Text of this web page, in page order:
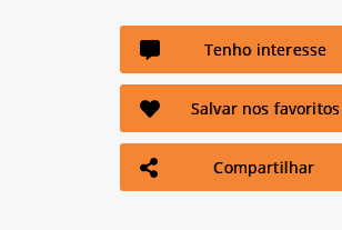
Tenho interesse
Salvar nos favoritos
Compartilhar